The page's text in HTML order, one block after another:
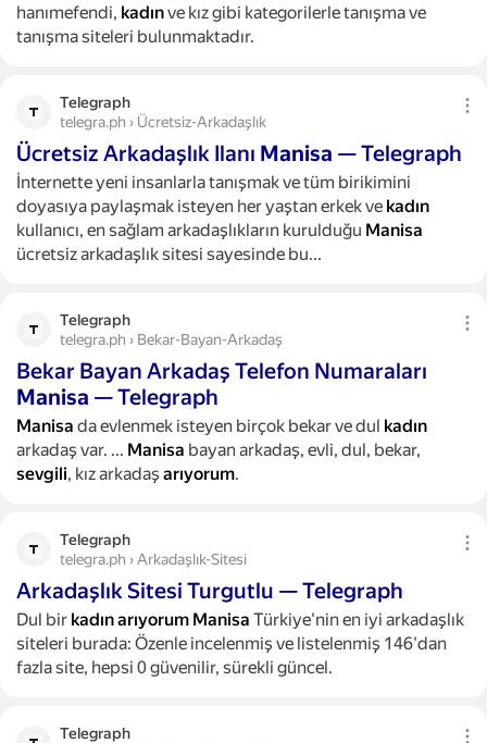
hanımefendi, kadınve kız gibi kategorilerle tanışma ve
tanışma siteleri bulunmaktadır.
Telegraph
telegra.ph › Ücretsiz-Arkadaşlık
Ücretsiz Arkadaşlık Ilanı Manisa — Telegraph
İnternette yeni insanlarla tanışmak ve tüm birikimini
doyasıya paylaşmak isteyen her yaştan erkek ve kadın
kullanıcı, en sağlam arkadaşlıkların kurulduğu Manisa
ücretsiz arkadaşlık sitesi sayesinde bu...
Telegraph
telegra.ph › Bekar-Bayan-Arkadaş
Bekar Bayan Arkadaş Telefon Numaraları
Manisa — Telegraph
Manisa da evlenmek isteyen birçok bekar ve dul kadın
arkadaş var. ... Manisa bayan arkadaş, evli, dul, bekar,
sevgili, kız arkadaş arıyorum.
Telegraph
telegra.ph › Arkadaşlık-Sitesi
Arkadaşlık Sitesi Turgutlu — Telegraph
Dul bir kadınarıyorum Manisa Türkiye'nin en iyi arkadaşlık
siteleri burada: Özenle incelenmiş ve listelenmiş 146'dan
fazla site, hepsi 0 güvenilir, sürekli güncel.
Telegraph